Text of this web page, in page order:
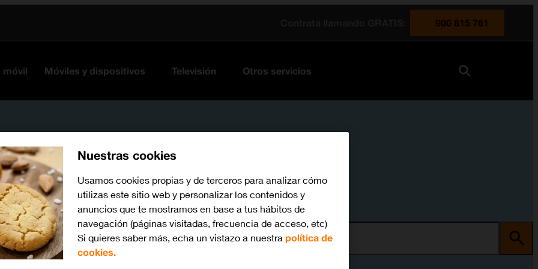
900 815 761
móvil Móviles y dispositivos Televisión Otros servicios
iOS 13.1 Busca por problema o tema
Nuestras cookies
Usamos cookies propias y de terceros para analizar cómo
utilizas este sitio web y personalizar los contenidos y
anuncios que te mostramos en base a tus hábitos de
navegación (páginas visitadas, frecuencia de acceso, etc)
Si quieres saber más, echa un vistazo a nuestra política de
cookies.